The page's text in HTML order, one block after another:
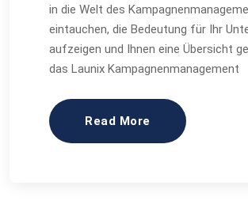
in die Welt des
eintauchen, die Bedeutung für Ihr
aufzeigen und Ihnen eine Übersicht
das Launix Kampagnenmanagement
Read More